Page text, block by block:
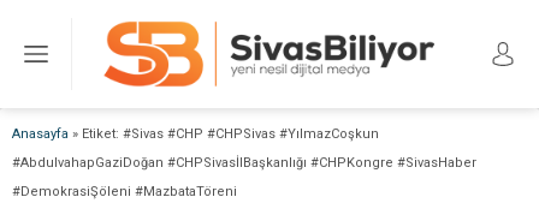
Anasayfa » Etiket: #Sivas #CHP #CHPSivas #YılmazCoşkun
#AbdulvahapGaziDoğan #CHPSivasİlBaşkanlığı #CHPKongre #SivasHaber
#DemokrasiŞöleni #MazbataTöreni